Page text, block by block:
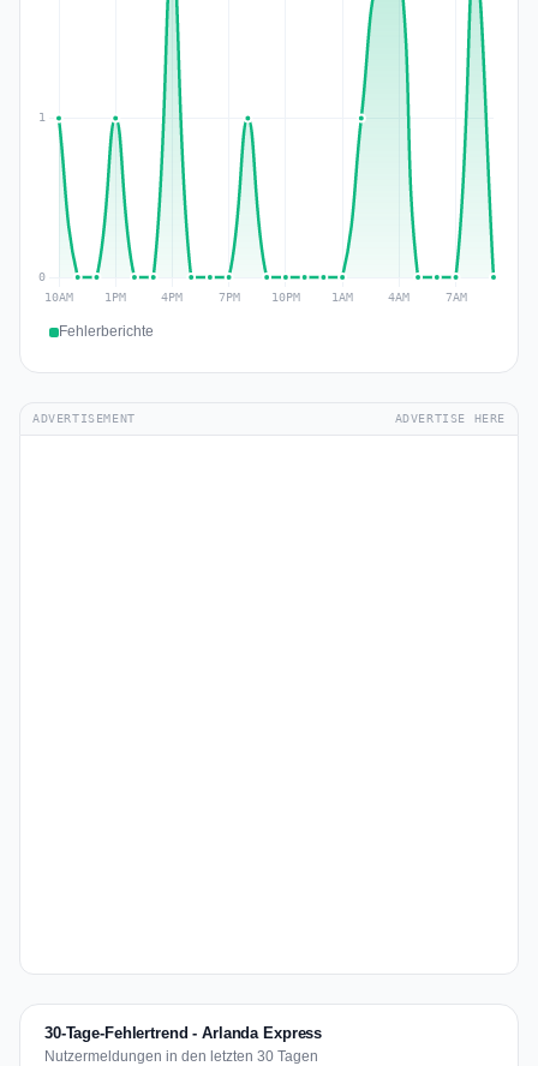
Fehlerberichte
ADVERTISEMENT ADVERTISE HERE
30-Tage-Fehlertrend - Arlanda Express
Nutzermeldungen in den letzten 30 Tagen